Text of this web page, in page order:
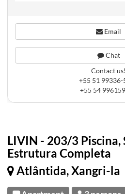
LIVIN - 203/3 Piscina,
Estrutura Completa
Atlântida, Xangri-la
Email
Chat
Contact us!
+55 51 99336-
+55 54